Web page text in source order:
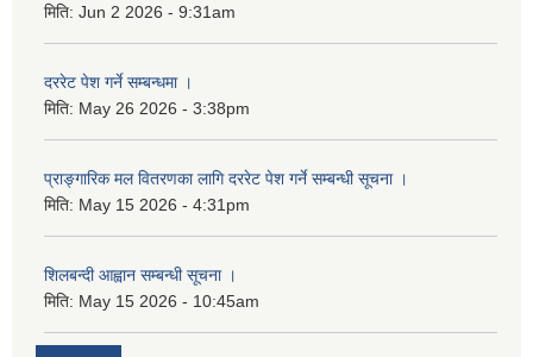
मिति: Jun 2 2026 - 9:31am
दररेट पेश गर्ने सम्बन्धमा ।
मिति: May 26 2026 - 3:38pm
प्राङ्गारिक मल वितरणका लागि दररेट पेश गर्ने सम्बन्धी सूचना ।
मिति: May 15 2026 - 4:31pm
शिलबन्दी आह्वान सम्बन्धी सूचना ।
मिति: May 15 2026 - 10:45am